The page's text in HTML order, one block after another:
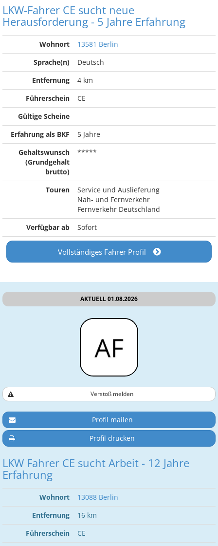
LKW-Fahrer CE sucht neue
Herausforderung - 5 Jahre Erfahrung
Wohnort
13581 Berlin
Sprache(n)
Deutsch
Entfernung
4 km
Führerschein
CE
Gültige Scheine
Erfahrung als BKF
5 Jahre
Gehaltswunsch
(Grundgehalt
brutto)
*****
Touren
Service und Auslieferung
Nah- und Fernverkehr
Fernverkehr Deutschland
Verfügbar ab
Sofort
Vollständiges Fahrer Profil
AKTUELL 01.08.2026
Verstoß melden
Profil mailen
Profil drucken
LKW Fahrer CE sucht Arbeit - 12 Jahre
Erfahrung
Wohnort
13088 Berlin
Entfernung
16 km
Führerschein
CE